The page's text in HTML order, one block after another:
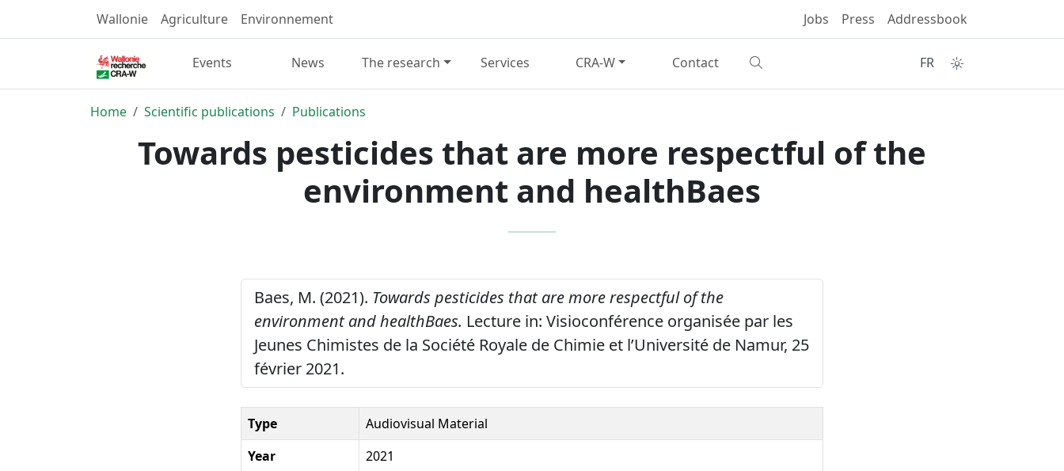
Wallonie Agriculture Environnement Jobs Press Addressbook
Events News The research Services CRA-W Contact FR
Home Scientific publications Publications
Towards pesticides that are more respectful of the
environment and healthBaes
Baes, M. (2021). Towards pesticides that are more respectful of the
environment and healthBaes. Lecture in: Visioconférence organisée par les
Jeunes Chimistes de la Société Royale de Chimie et l’Université de Namur, 25
février 2021.
Type
Audiovisual Material
Year
2021